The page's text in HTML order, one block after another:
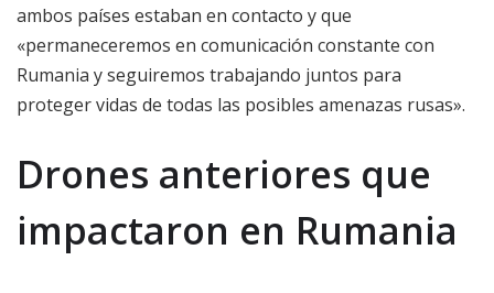
ambos países estaban en contacto y que
«permaneceremos en comunicación constante con
Rumania y seguiremos trabajando juntos para
proteger vidas de todas las posibles amenazas rusas».
Drones anteriores que
impactaron en Rumania